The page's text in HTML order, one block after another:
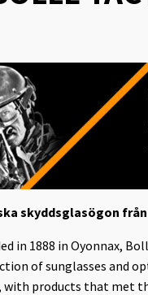
skyddsglasögon från
in 1888 in Oyonnax,
of sunglasses and
with products that met